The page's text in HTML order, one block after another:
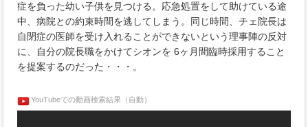
症を負った幼い子供を見つける。応急処置をして助けている途
中、病院との約束時間を逃してしまう。同じ時間、チェ院長は
自閉症の医師を受け入れることができないという理事陣の反対
に、自分の院長職をかけてシオンを 6ヶ月間臨時採用すること
を提案するのだった・・・。
YouTubeでの動画検索結果（自動）